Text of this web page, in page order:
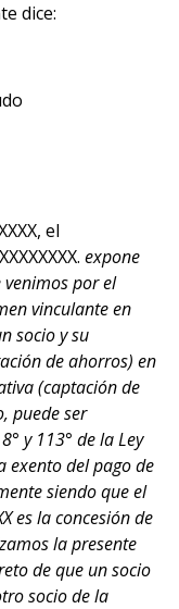
dice:
el
expone
venimos por el
vinculante en
socio y su
de ahorros) en
(captación de
puede ser
y 113° de la Ley
exento del pago de
siendo que el
es la concesión de
la presente
de que un socio
socio de la